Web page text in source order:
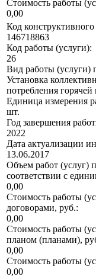
Стоимость работы
0,00
Код
146718863
Код работы (услуги):
26
Вид работы (услуги)
Установка
потребления
Единица измерения
шт.
Год завершения
2022
Дата актуализации
13.06.2017
Объем работ (услуг)
соответствии с
0,00
Стоимость работы
договорами, руб.:
0,00
Стоимость работы
планом (планами),
0,00
Стоимость работы
0,00